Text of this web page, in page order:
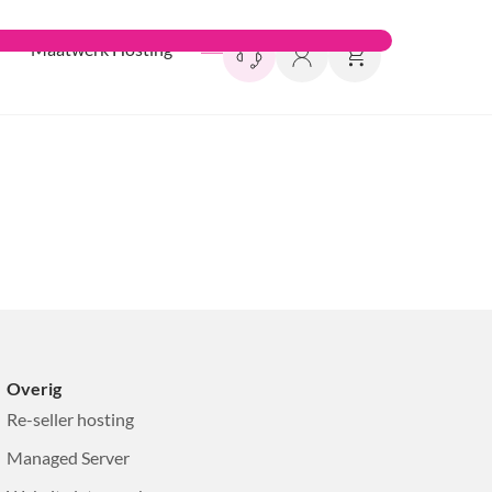
Maatwerk Hosting
Overig
Re-seller hosting
Managed Server